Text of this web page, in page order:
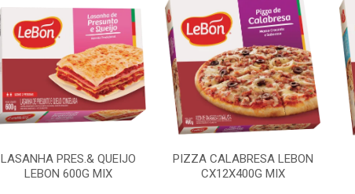
LASANHA PRES.& QUEIJO
LEBON 600G MIX
PIZZA CALABRESA LEBON
CX12X400G MIX